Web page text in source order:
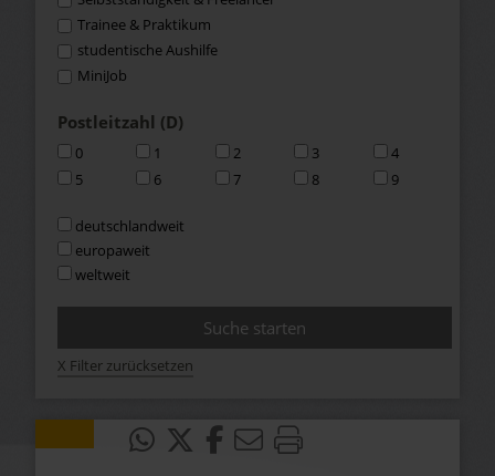
Trainee & Praktikum
studentische Aushilfe
MiniJob
Postleitzahl (D)
0 1 2 3
4
5
6 7 8 9
deutschlandweit
europaweit
weltweit
X Filter zurücksetzen